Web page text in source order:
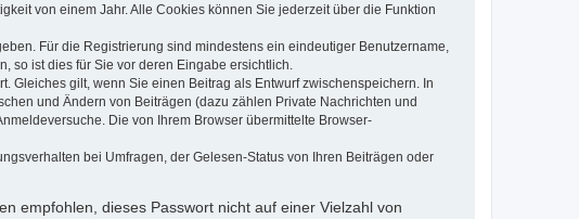
von einem Jahr. Alle Cookies können Sie jederzeit über die Funktion
Für die Registrierung sind mindestens ein eindeutiger Benutzername,
so ist dies für Sie vor deren Eingabe ersichtlich.
gilt, wenn Sie einen Beitrag als Entwurf zwischenspeichern. In
und Ändern von Beiträgen (dazu zählen Private Nachrichten und
Die von Ihrem Browser übermittelte Browser-
bei Umfragen, der Gelesen-Status von Ihren Beiträgen oder
empfohlen, dieses Passwort nicht auf einer Vielzahl von